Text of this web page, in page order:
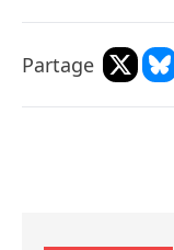
Partage